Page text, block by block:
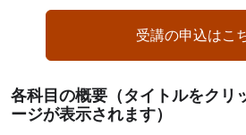
受講の申込はこ
各科目の概要（タイトルをクリ
ージが表示されます）